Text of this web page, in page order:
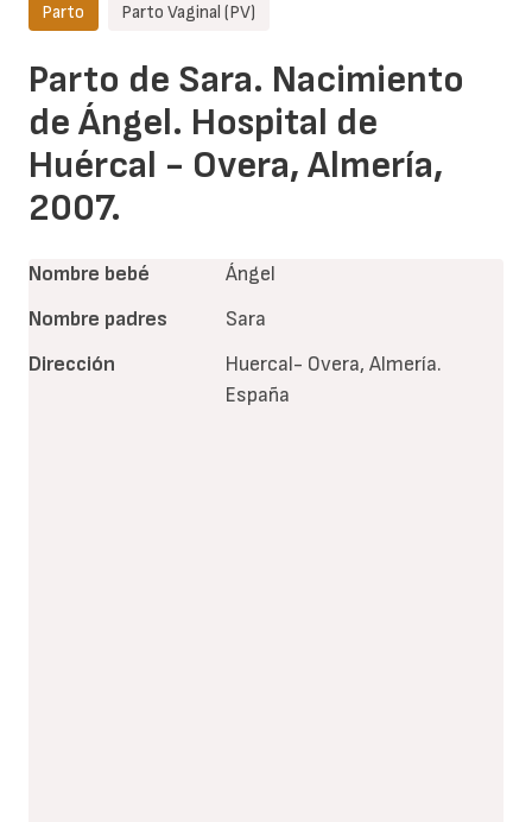
Parto de Sara. Nacimiento
de Ángel. Hospital de
Huércal - Overa, Almería,
2007.
Parto Parto Vaginal (PV)
Nombre bebé
Ángel
Nombre padres
Sara
Dirección
Huercal- Overa, Almería.
España